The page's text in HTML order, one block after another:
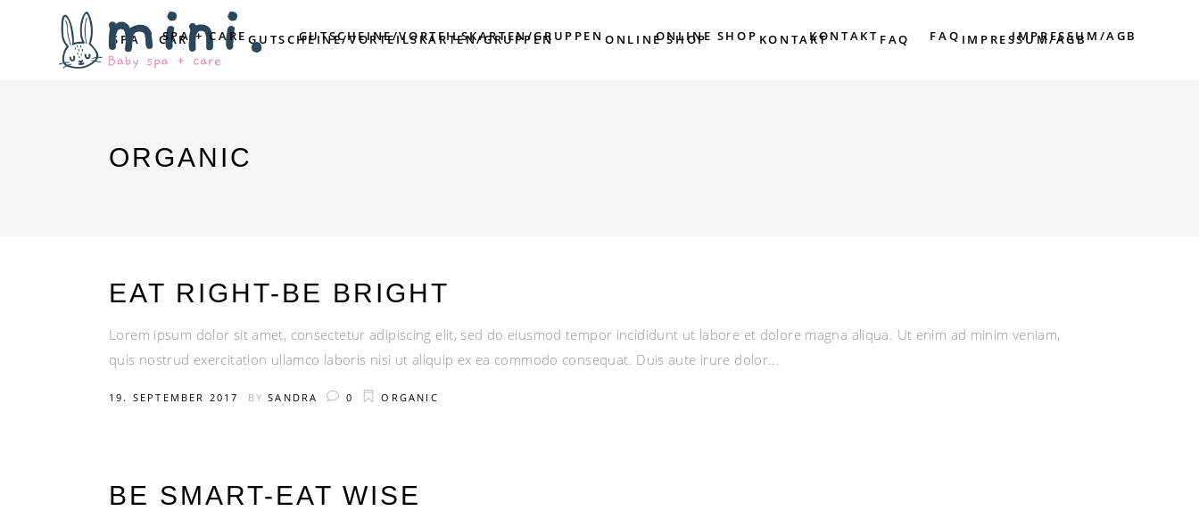
SPA + CARE GUTSCHEINE/VORTEILSKARTEN/GRUPPEN ONLINE SHOP KONTAKT FAQ IMPRESSUM/AGB
SPA + CARE GUTSCHEINE/VORTEILSKARTEN/GRUPPEN ONLINE SHOP KONTAKT FAQ IMPRESSUM/AGB
ORGANIC
EAT RIGHT-BE BRIGHT
Lorem ipsum dolor sit amet, consectetur adipiscing elit, sed do eiusmod tempor incididunt ut labore et dolore magna aliqua. Ut enim ad minim veniam,
quis nostrud exercitation ullamco laboris nisi ut aliquip ex ea commodo consequat. Duis aute irure dolor
19. SEPTEMBER 2017 BYSANDRA 0 ORGANIC
BE SMART-EAT WISE